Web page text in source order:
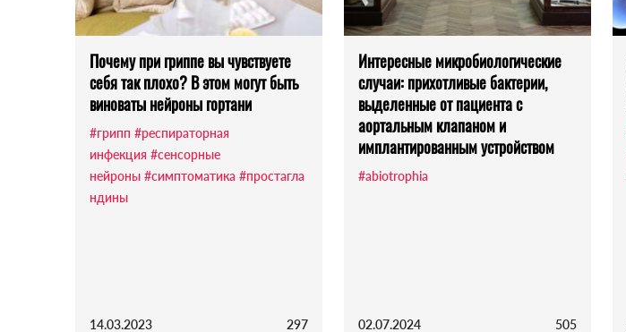
Почему при гриппе вы чувствуете
себя так плохо? В этом могут быть
виноваты нейроны гортани
#грипп #респираторная
инфекция #сенсорные
нейроны #симптоматика #простагла
ндины
14.03.2023 297
Интересные микробиологические
случаи: прихотливые бактерии,
выделенные от пациента с
аортальным клапаном и
имплантированным устройством
#abiotrophia
02.07.2024 505